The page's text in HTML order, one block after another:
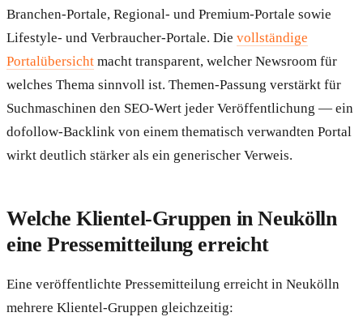
Branchen-Portale, Regional- und Premium-Portale sowie
Lifestyle- und Verbraucher-Portale. Die vollständige
Portalübersicht macht transparent, welcher Newsroom für
welches Thema sinnvoll ist. Themen-Passung verstärkt für
Suchmaschinen den SEO-Wert jeder Veröffentlichung — ein
dofollow-Backlink von einem thematisch verwandten Portal
wirkt deutlich stärker als ein generischer Verweis.
Welche Klientel-Gruppen in Neukölln
eine Pressemitteilung erreicht
Eine veröffentlichte Pressemitteilung erreicht in Neukölln
mehrere Klientel-Gruppen gleichzeitig: